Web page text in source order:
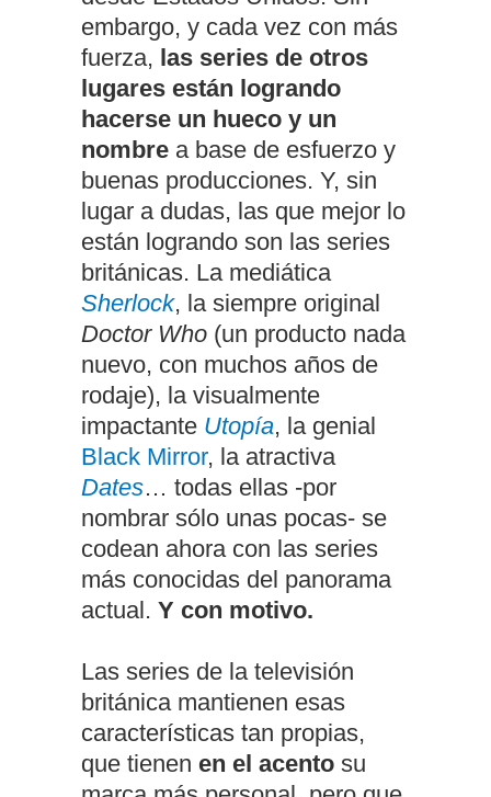
embargo, y cada vez con más
fuerza, las series de otros
lugares están logrando
hacerse un hueco y un
nombre a base de esfuerzo y
buenas producciones. Y, sin
lugar a dudas, las que mejor lo
están logrando son las series
británicas. La mediática
Sherlock, la siempre original
Doctor Who (un producto nada
nuevo, con muchos años de
rodaje), la visualmente
impactante Utopía, la genial
Black Mirror, la atractiva
Dates… todas ellas -por
nombrar sólo unas pocas- se
codean ahora con las series
más conocidas del panorama
actual. Y con motivo.
Las series de la televisión
británica mantienen esas
características tan propias,
que tienen en el acento su